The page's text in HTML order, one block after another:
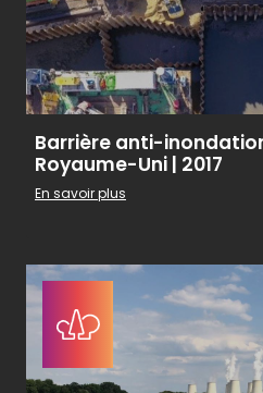
Barrière anti-
Royaume-Uni | 2017
En savoir plus